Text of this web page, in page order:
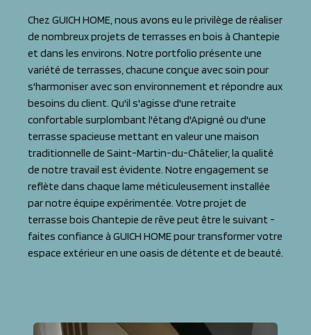
Chez GUICH HOME, nous avons eu le privilège de réaliser
de nombreux projets de terrasses en bois à Chantepie
et dans les environs. Notre portfolio présente une
variété de terrasses, chacune conçue avec soin pour
s'harmoniser avec son environnement et répondre aux
besoins du client. Qu'il s'agisse d'une retraite
confortable surplombant l'étang d'Apigné ou d'une
terrasse spacieuse mettant en valeur une maison
traditionnelle de Saint-Martin-du-Châtelier, la qualité
de notre travail est évidente. Notre engagement se
reflète dans chaque lame méticuleusement installée
par notre équipe expérimentée. Votre projet de
terrasse bois Chantepie de rêve peut être le suivant -
faites confiance à GUICH HOME pour transformer votre
espace extérieur en une oasis de détente et de beauté.